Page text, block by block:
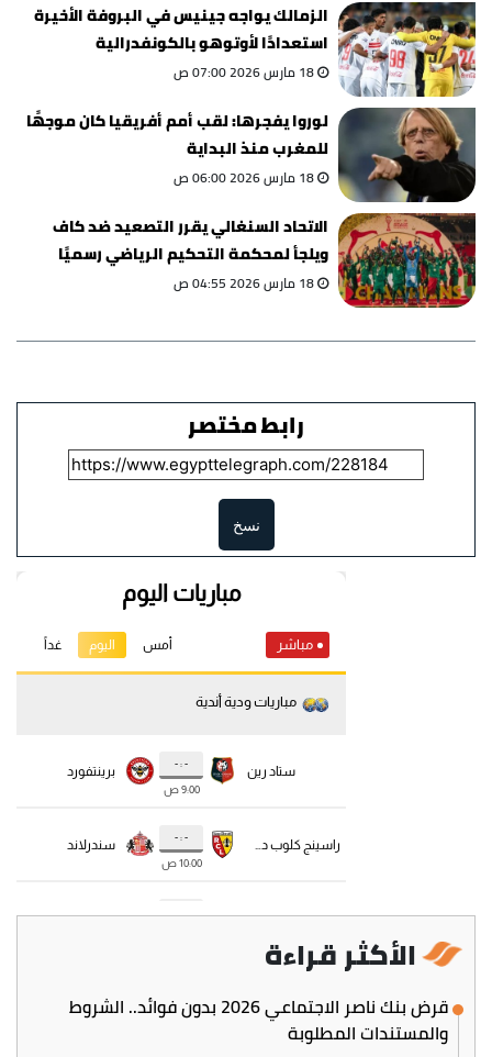
الزمالك يواجه جينيس في البروفة الأخيرة
استعدادًا لأوتوهو بالكونفدرالية
18 مارس 2026 07:00 ص
لوروا يفجرها: لقب أمم أفريقيا كان موجهًا
للمغرب منذ البداية
18 مارس 2026 06:00 ص
الاتحاد السنغالي يقرر التصعيد ضد كاف
ويلجأ لمحكمة التحكيم الرياضي رسميًا
18 مارس 2026 04:55 ص
رابط مختصر
نسخ
الأكثر قراءة
قرض بنك ناصر الاجتماعي 2026 بدون فوائد.. الشروط
والمستندات المطلوبة